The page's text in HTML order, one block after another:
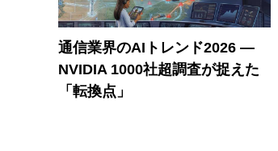
通信業界のAIトレンド2026 ―
NVIDIA 1000社超調査が捉えた
「転換点」